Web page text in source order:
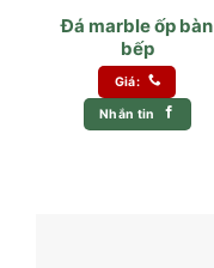
Đá marble ốp bàn
bếp
Giá:
Nhắn tin